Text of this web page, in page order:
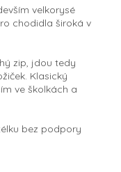
velkorysé
chodidla široká v
zip, jdou tedy
Klasický
ve školkách a
bez podpory